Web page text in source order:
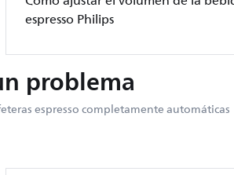
espresso Philips
problema
espresso completamente automáticas